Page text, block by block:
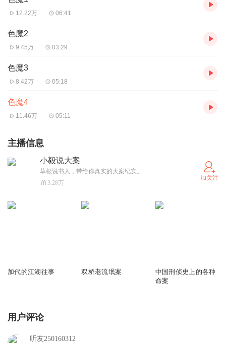
12.22万 06:41
色魔2
9.45万 03:29
色魔3
8.42万 05:18
色魔4
11.46万 05:11
主播信息
小毅说大案
草根说书人，带给你真实的大案纪实。
3.28万
加关注
加代的江湖往事 双桥老流氓案
中国刑侦史上的各种
命案
用户评论
听友250160312